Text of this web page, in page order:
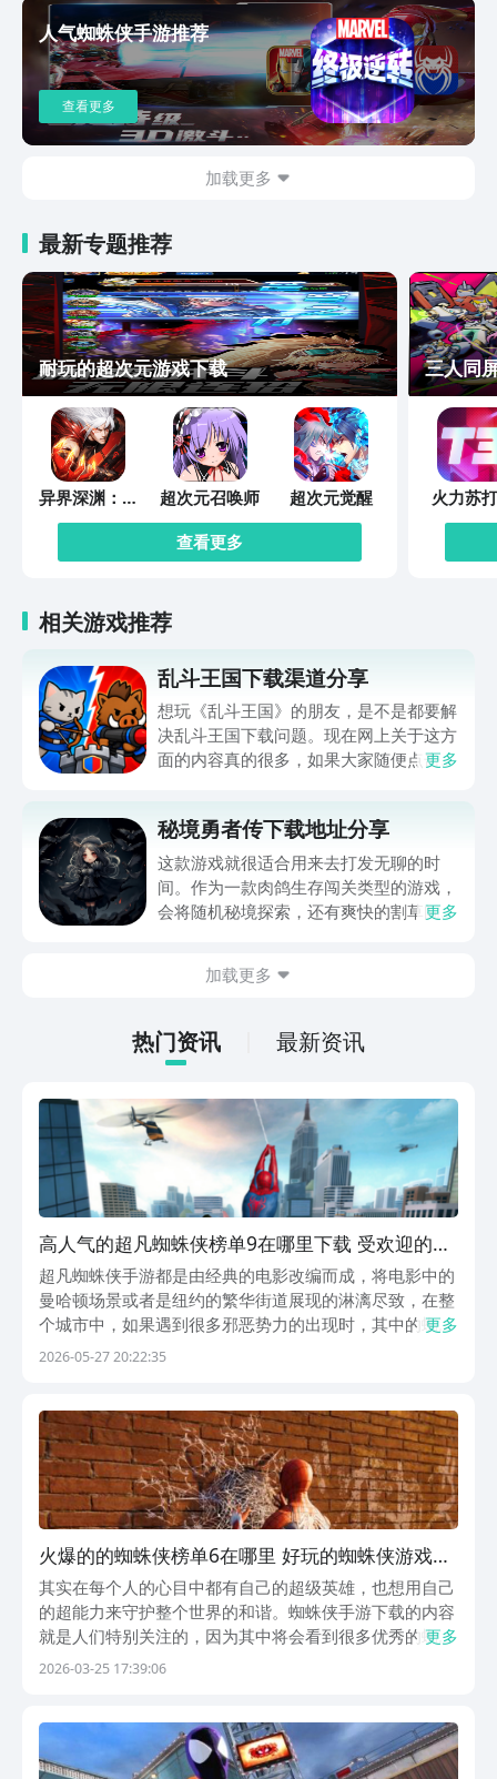
人气蜘蛛侠手游推荐
查看更多
加载更多
最新专题推荐
耐玩的超次元游戏下载
异界深渊：觉
醒
超次元召唤师
超次元觉醒
查看更多
三人同
火力苏
相关游戏推荐
乱斗王国下载渠道分享
想玩《乱斗王国》的朋友，是不是都要解
决乱斗王国下载问题。现在网上关于这方
面的内容真的很多，如果大家随便点击陌
app进行下载会更加方便，九游是手游福
利最多的游戏平台，在这里不仅能够看到
游戏资源，还能及时查看后续的消息、活
动内容等相关信息。
更多
秘境勇者传下载地址分享
这款游戏就很适合用来去打发无聊的时
间。作为一款肉鸽生存闯关类型的游戏，
会将随机秘境探索，还有爽快的割草闯关
接就可以下载。游戏的上手门槛还是比较
打发无聊的时间，可玩性真的比较高。
更多
加载更多
热门资讯 最新资讯
高人气的超凡蜘蛛侠榜单9在哪里下载 受欢迎的蜘
蛛侠手游排行before_12026
超凡蜘蛛侠手游都是由经典的电影改编而成，将电影中的
曼哈顿场景或者是纽约的繁华街道展现的淋漓尽致，在整
个城市中，如果遇到很多邪恶势力的出现时，其中的蜘蛛
侠就会展开一系列的冒险旅程，维护城市的和谐。大家可
员...
更多
2026-05-27 20:22:35
火爆的的蜘蛛侠榜单6在哪里 好玩的蜘蛛侠游戏手
机版下载before_12026
其实在每个人的心目中都有自己的超级英雄，也想用自己
的超能力来守护整个世界的和谐。蜘蛛侠手游下载的内容
就是人们特别关注的，因为其中将会看到很多优秀的蜘蛛
侠英雄，在特别逼真的城市场景当中，飞天入地并将更多
更多
2026-03-25 17:39:06